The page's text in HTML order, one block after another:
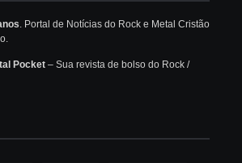
. Portal de Notícias do Rock e Metal Cristão
Pocket – Sua revista de bolso do Rock /